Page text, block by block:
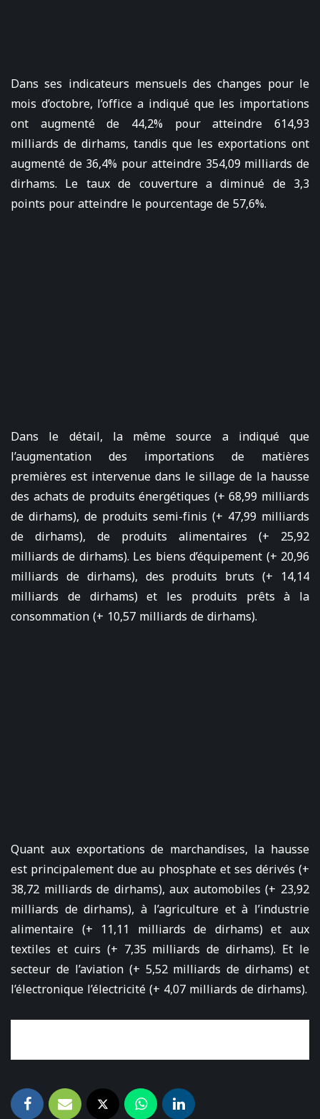
Dans ses indicateurs mensuels des changes pour le
mois d’octobre, l’office a indiqué que les importations
ont augmenté de 44,2% pour atteindre 614,93
milliards de dirhams, tandis que les exportations ont
augmenté de 36,4% pour atteindre 354,09 milliards de
dirhams. Le taux de couverture a diminué de 3,3
points pour atteindre le pourcentage de 57,6%.
Dans le détail, la même source a indiqué que
l’augmentation des importations de matières
premières est intervenue dans le sillage de la hausse
des achats de produits énergétiques (+ 68,99 milliards
de dirhams), de produits semi-finis (+ 47,99 milliards
de dirhams), de produits alimentaires (+ 25,92
milliards de dirhams). Les biens d’équipement (+ 20,96
milliards de dirhams), des produits bruts (+ 14,14
milliards de dirhams) et les produits prêts à la
consommation (+ 10,57 milliards de dirhams).
Quant aux exportations de marchandises, la hausse
est principalement due au phosphate et ses dérivés (+
38,72 milliards de dirhams), aux automobiles (+ 23,92
milliards de dirhams), à l’agriculture et à l’industrie
alimentaire (+ 11,11 milliards de dirhams) et aux
textiles et cuirs (+ 7,35 milliards de dirhams). Et le
secteur de l’aviation (+ 5,52 milliards de dirhams) et
l’électronique l’électricité (+ 4,07 milliards de dirhams).